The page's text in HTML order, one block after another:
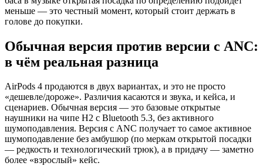
меньше — это честный момент, который стоит держать в
голове до покупки.
Обычная версия против версии с ANC:
в чём реальная разница
AirPods 4 продаются в двух вариантах, и это не просто
«дешевле/дороже». Различия касаются и звука, и кейса, и
сценариев. Обычная версия — это базовые открытые
наушники на чипе H2 с Bluetooth 5.3, без активного
шумоподавления. Версия с ANC получает то самое активное
шумоподавление без амбушюр (по меркам открытой посадки
— редкость и технологический трюк), а в придачу — заметно
более «взрослый» кейс.